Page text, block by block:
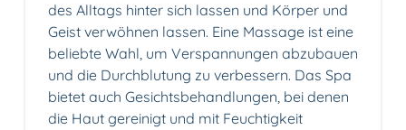
des Alltags hinter sich lassen und Körper und
Geist verwöhnen lassen. Eine Massage ist eine
beliebte Wahl, um Verspannungen abzubauen
und die Durchblutung zu verbessern. Das Spa
bietet auch Gesichtsbehandlungen, bei denen
die Haut gereinigt und mit Feuchtigkeit